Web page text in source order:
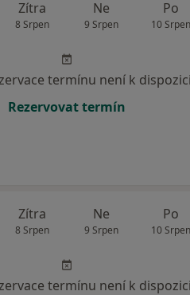
Zítra
8 Srpen
Ne
9 Srpen
Po
10 Srpen
termínu není k dispozici
Rezervovat termín
Zítra
8 Srpen
Ne
9 Srpen
Po
10 Srpen
termínu není k dispozici